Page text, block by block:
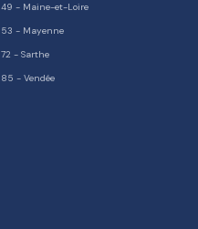
49 - Maine-et-Loire
53 - Mayenne
72 - Sarthe
85 - Vendée